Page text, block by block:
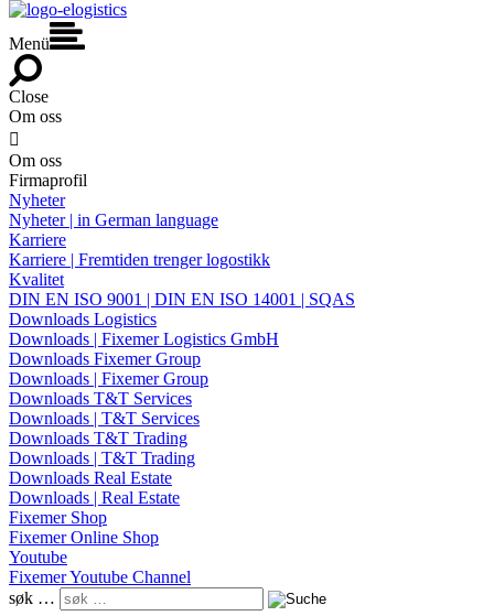
Menü
Close
Om oss

Om oss
Firmaprofil
Nyheter
Nyheter | in German language
Karriere
Karriere | Fremtiden trenger logostikk
Kvalitet
DIN EN ISO 9001 | DIN EN ISO 14001 | SQAS
Downloads Logistics
Downloads | Fixemer Logistics GmbH
Downloads Fixemer Group
Downloads | Fixemer Group
Downloads T&T Services
Downloads | T&T Services
Downloads T&T Trading
Downloads | T&T Trading
Downloads Real Estate
Downloads | Real Estate
Fixemer Shop
Fixemer Online Shop
Youtube
Fixemer Youtube Channel
søk …